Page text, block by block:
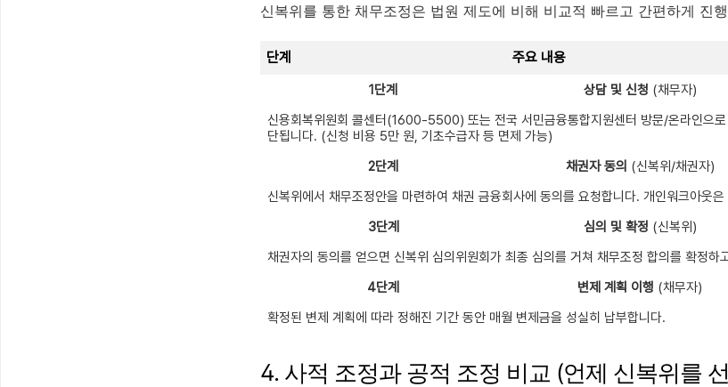
신복위를 통한 채무조정은 법원 제도에 비해 비교적 빠르고 간편하게 진
단계 주요 내용
1단계 상담 및 신청 (채무자)
신용회복위원회 콜센터(1600-5500) 또는 전국 서민금융통합지원센터 방문/온라인으로
단됩니다. (신청 비용 5만 원, 기초수급자 등 면제 가능)
2단계
채권자 동의 (신복위/채권자)
신복위에서 채무조정안을 마련하여 채권 금융회사에 동의를 요청합니다. 개인워크아웃
3단계
심의 및 확정 (신복위)
채권자의 동의를 얻으면 신복위 심의위원회가 최종 심의를 거쳐 채무조정 합의를 확정하
4단계
변제 계획 이행 (채무자)
확정된 변제 계획에 따라 정해진 기간 동안 매월 변제금을 성실히 납부합니다.
4. 사적 조정과 공적 조정 비교 (언제 신복위를